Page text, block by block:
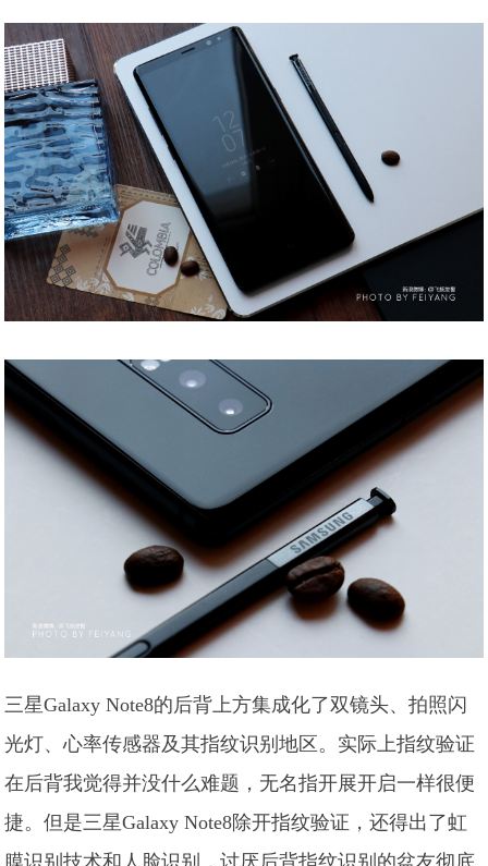
三星Galaxy Note8的后背上方集成化了双镜头、拍照闪
光灯、心率传感器及其指纹识别地区。实际上指纹验证
在后背我觉得并没什么难题，无名指开展开启一样很便
捷。但是三星Galaxy Note8除开指纹验证，还得出了虹